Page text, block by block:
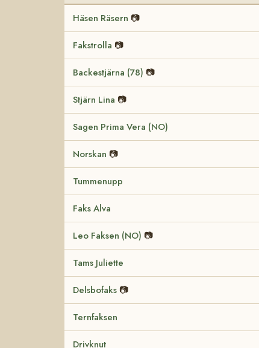
Häsen Räsern 📷
Fakstrolla 📷
Backestjärna (78) 📷
Stjärn Lina 📷
Sagen Prima Vera (NO)
Norskan 📷
Tummenupp
Faks Alva
Leo Faksen (NO) 📷
Tams Juliette
Delsbofaks 📷
Ternfaksen
Drivknut